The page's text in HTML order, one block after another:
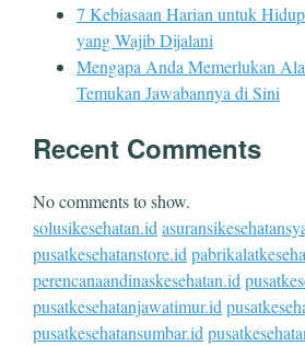
7 Kebiasaan Harian untuk
yang Wajib Dijalani
Mengapa Anda Memerlukan
Temukan Jawabannya di Sini
Recent Comments
No comments to show.
solusikesehatan.id
pusatkesehatanstore.id
perencanaandinaskesehatan.id
pusatkesehatanjawatimur.id
pusatkesehatansumbar.id